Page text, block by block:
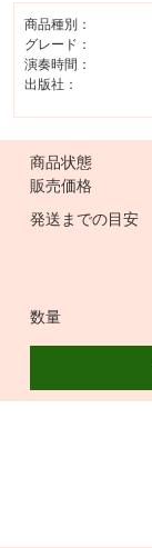
商品種別：
グレード：
演奏時間：
出版社：
商品状態
販売価格
発送までの目安
数量